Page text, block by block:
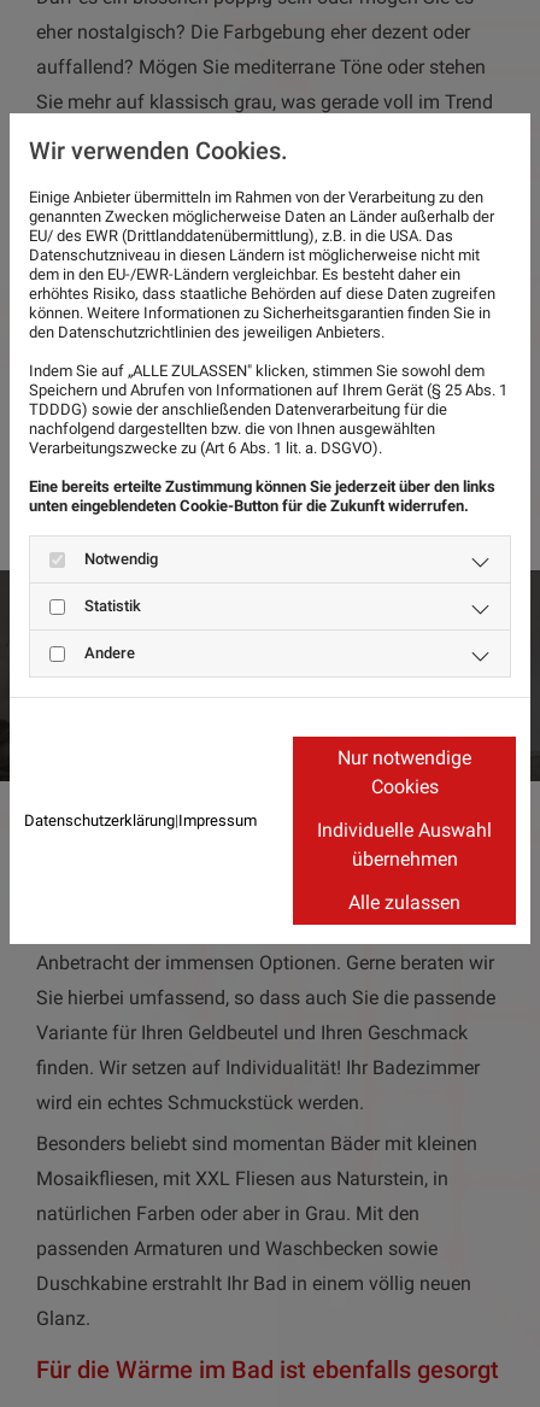
eher nostalgisch? Die Farbgebung eher dezent oder
auffallend? Mögen Sie mediterrane Töne oder stehen
Sie mehr auf klassisch grau, was gerade voll im Trend
liegt? Oder wollen Sie vielleicht sogar eine gewagte
Möglich ist (fast) alles. Fragen Sie gerne uns, den
Fliesen Profi, wir zeigen Ihnen Muster und
Möglichkeiten in Bezug auf Farben, Formen und
Design.
überzeugen, die einladen zum Verweilen und ein echtes
Juwel sind. Auch aus Bädern mit begrenztem Raum
können wir echte Luxus Bäder zaubern. Lassen Sie
sich überraschen!
Die Auswahl der Fliesen ist bei uns vom
Das schwierigste ist wohl die Auswahl der Fliesen in
Anbetracht der immensen Optionen. Gerne beraten wir
Sie hierbei umfassend, so dass auch Sie die passende
Variante für Ihren Geldbeutel und Ihren Geschmack
finden. Wir setzen auf Individualität! Ihr Badezimmer
wird ein echtes Schmuckstück werden.
Besonders beliebt sind momentan Bäder mit kleinen
Mosaikfliesen, mit XXL Fliesen aus Naturstein, in
natürlichen Farben oder aber in Grau. Mit den
passenden Armaturen und Waschbecken sowie
Duschkabine erstrahlt Ihr Bad in einem völlig neuen
Glanz.
Für die Wärme im Bad ist ebenfalls gesorgt
Wir verwenden Cookies.
Einige Anbieter übermitteln im Rahmen von der Verarbeitung zu den
genannten Zwecken möglicherweise Daten an Länder außerhalb der
EU/ des EWR (Drittlanddatenübermittlung), z.B. in die USA. Das
Datenschutzniveau in diesen Ländern ist möglicherweise nicht mit
dem in den EU-/EWR-Ländern vergleichbar. Es besteht daher ein
erhöhtes Risiko, dass staatliche Behörden auf diese Daten zugreifen
können. Weitere Informationen zu Sicherheitsgarantien finden Sie in
den Datenschutzrichtlinien des jeweiligen Anbieters.
Indem Sie auf „ALLE ZULASSEN" klicken, stimmen Sie sowohl dem
Speichern und Abrufen von Informationen auf Ihrem Gerät (§ 25 Abs. 1
TDDDG) sowie der anschließenden Datenverarbeitung für die
nachfolgend dargestellten bzw. die von Ihnen ausgewählten
Verarbeitungszwecke zu (Art 6 Abs. 1 lit. a. DSGVO).
Eine bereits erteilte Zustimmung können Sie jederzeit über den links
unten eingeblendeten Cookie-Button für die Zukunft widerrufen.
Notwendig
Statistik
Andere
Datenschutzerklärung|Impressum
Nur notwendige
Cookies
Individuelle Auswahl
übernehmen
Alle zulassen